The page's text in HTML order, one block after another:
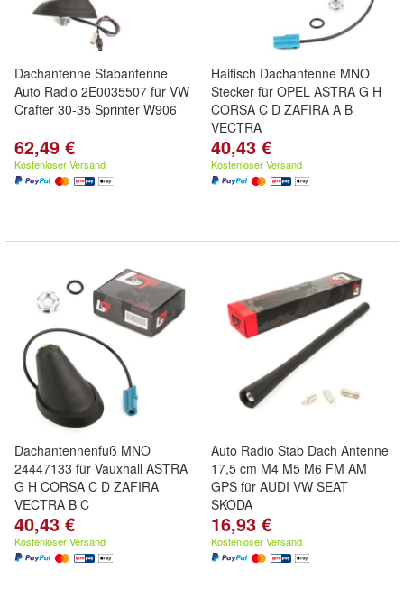
Dachantenne Stabantenne
Auto Radio 2E0035507 für VW
Crafter 30-35 Sprinter W906
62,49 €
Kostenloser Versand
Haifisch Dachantenne MNO
Stecker für OPEL ASTRA G H
CORSA C D ZAFIRA A B
VECTRA
40,43 €
Kostenloser Versand
Dachantennenfuß MNO
24447133 für Vauxhall ASTRA
G H CORSA C D ZAFIRA
VECTRA B C
40,43 €
Kostenloser Versand
Auto Radio Stab Dach Antenne
17,5 cm M4 M5 M6 FM AM
GPS für AUDI VW SEAT
SKODA
16,93 €
Kostenloser Versand